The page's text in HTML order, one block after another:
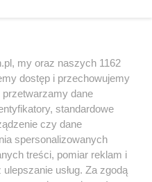
my oraz naszych 1162
dostęp i przechowujemy
dane
standardowe
czy dane
spersonalizowanych
treści, pomiar reklam i
usług. Za zgodą